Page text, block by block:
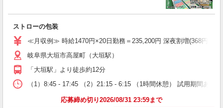
ストローの包装
≪月収例≫ 時給1470円×20日勤務＝235,200円 深夜割増(368円
岐阜県大垣市高屋町（大垣駅）
「大垣駅」より徒歩約12分
（1）8:45 - 17:45 （2）21:15 - 6:15 （1時間休憩） 試用期間あり
応募締め切り2026/08/31 23:59まで